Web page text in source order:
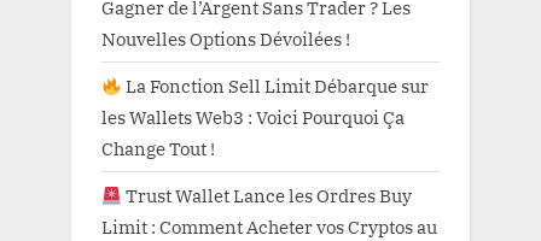
Gagner de l’Argent Sans Trader ? Les
Nouvelles Options Dévoilées !
La Fonction Sell Limit Débarque sur
les Wallets Web3 : Voici Pourquoi Ça
Change Tout !
Trust Wallet Lance les Ordres Buy
Limit : Comment Acheter vos Cryptos au